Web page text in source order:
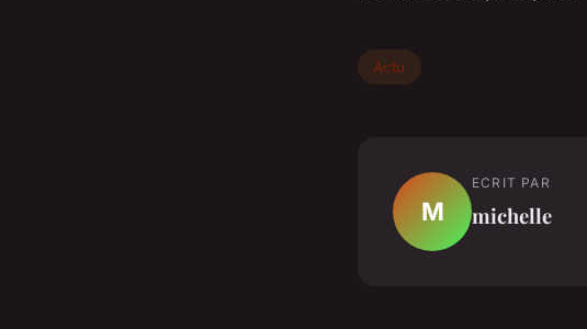
Actu
M
ECRIT PAR
michelle